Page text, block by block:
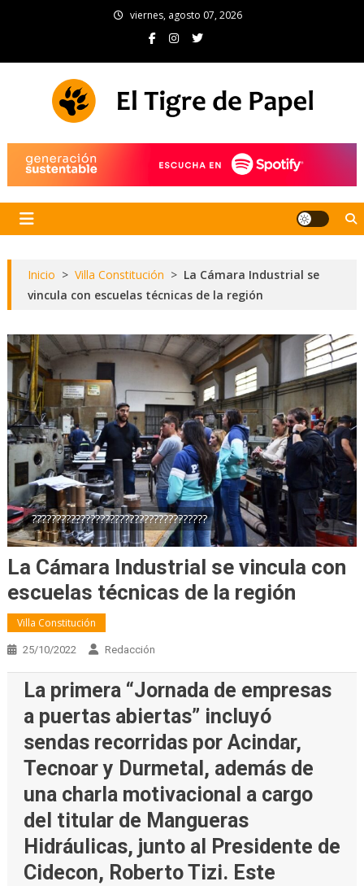
viernes, agosto 07, 2026
Inicio > Villa Constitución > La Cámara Industrial se
vincula con escuelas técnicas de la región
????????????????????????????????????
La Cámara Industrial se vincula con
escuelas técnicas de la región
Villa Constitución
25/10/2022 Redacción
La primera “Jornada de empresas
a puertas abiertas” incluyó
sendas recorridas por Acindar,
Tecnoar y Durmetal, además de
una charla motivacional a cargo
del titular de Mangueras
Hidráulicas, junto al Presidente de
Cidecon, Roberto Tizi. Este